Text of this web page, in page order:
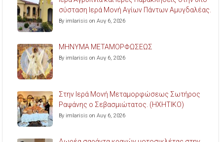
σύσταση Ιερά Μονή Αγίων Πάντων Αμυγδαλέας.
By imlarisis on Αυγ 6, 2026
ΜΗΝΥΜΑ ΜΕΤΑΜΟΡΦΩΣΕΩΣ
By imlarisis on Αυγ 6, 2026
Στην Ιερά Μονή Μεταμορφώσεως Σωτήρος
Ραψάνης ο Σεβασμιώτατος. (ΗΧΗΤΙΚΟ)
By imlarisis on Αυγ 6, 2026